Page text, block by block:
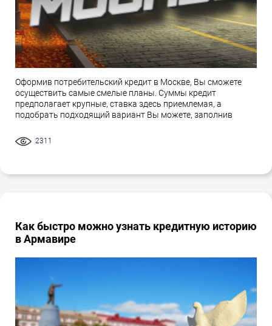
Оформив потребительский кредит в Москве, Вы сможете
осуществить самые смелые планы. Суммы кредит
предполагает крупные, ставка здесь приемлемая, а
подобрать подходящий вариант Вы можете, заполнив
2311
Как быстро можно узнать кредитную историю
в Армавире